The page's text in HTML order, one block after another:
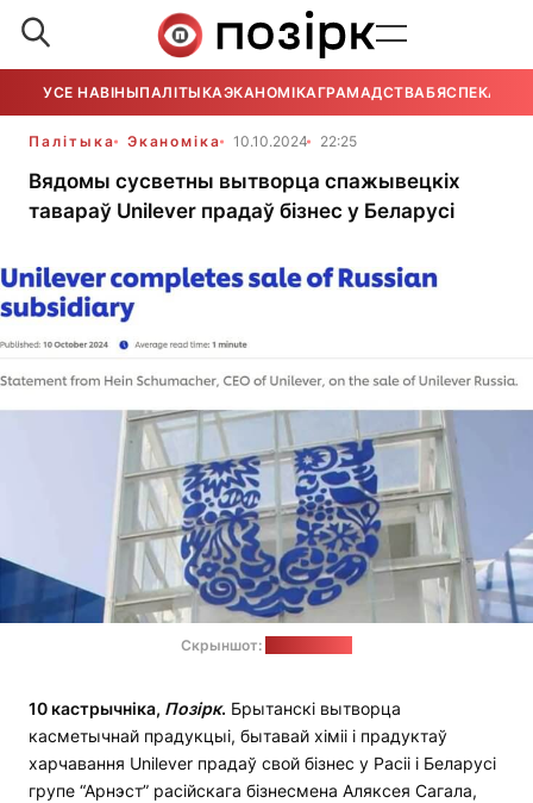
УСЕ НАВІНЫПАЛІТЫКАЭКАНОМІКАГРАМАДСТВАБЯСПЕКА
Палітыка Эканоміка 10.10.2024 22:25
Вядомы сусветны вытворца спажывецкіх
тавараў Unilever прадаў бізнес у Беларусі
Скрыншот:
10 кастрычніка, Позірк. Брытанскі вытворца
касметычнай прадукцыі, бытавай хіміі і прадуктаў
харчавання Unilever прадаў свой бізнес у Расіі і Беларусі
групе “Арнэст” расійскага бізнесмена Аляксея Сагала,